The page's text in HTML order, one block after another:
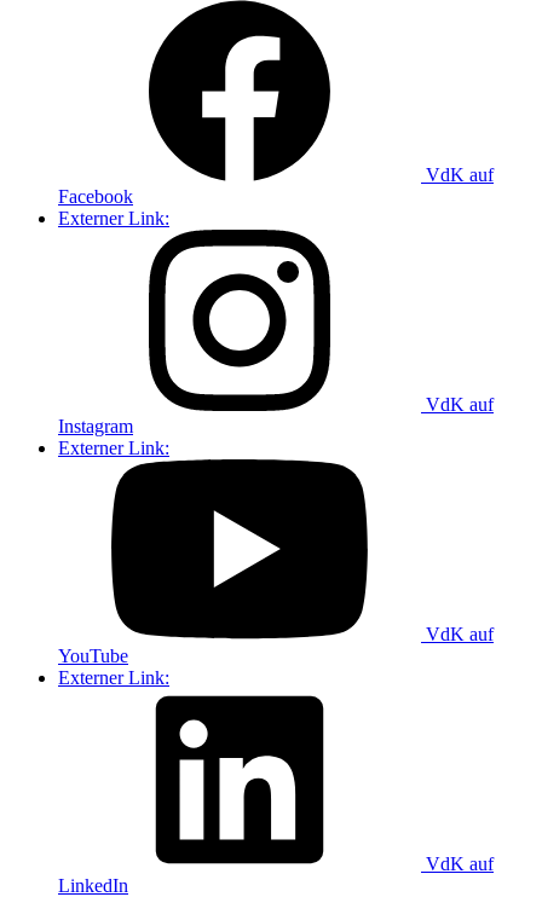
VdK auf
Facebook
Externer Link:
VdK auf
Instagram
Externer Link:
VdK auf
YouTube
Externer Link:
VdK auf
LinkedIn